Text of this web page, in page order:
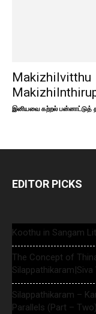
Makizhilvitthu
இனியவை கற்றல் பன்னாட்டுத்
EDITOR PICKS
Koothu in Sangam
The Concept of
Silappathikaram|Siva
Silappathikaram –
Parallels (Part –